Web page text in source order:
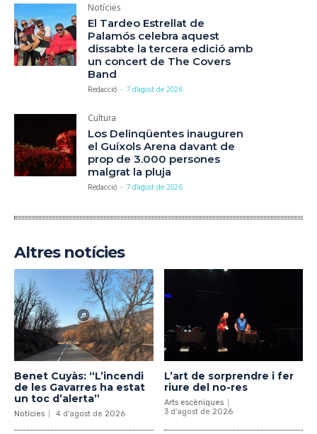
Notícies
El Tardeo Estrellat de
Palamós celebra aquest
dissabte la tercera edició amb
un concert de The Covers
Band
Redacció - 7 d'agost de 2026
Cultura
Los Delinqüentes inauguren
el Guíxols Arena davant de
prop de 3.000 persones
malgrat la pluja
Redacció - 7 d'agost de 2026
Altres notícies
Benet Cuyàs: “L’incendi
de les Gavarres ha estat
un toc d’alerta”
Notícies 4 d'agost de 2026
L’art de sorprendre i fer
riure del no-res
Arts escèniques
3 d'agost de 2026